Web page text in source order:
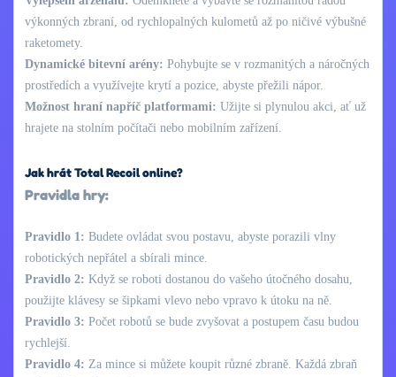
výkonných zbraní, od rychlopalných kulometů až po ničivé výbušné
raketomety.
Dynamické bitevní arény: Pohybujte se v rozmanitých a náročných
prostředích a využívejte krytí a pozice, abyste přežili nápor.
Možnost hraní napříč platformami: Užijte si plynulou akci, ať už
hrajete na stolním počítači nebo mobilním zařízení.
Jak hrát Total Recoil online?
Pravidla hry:
Pravidlo 1: Budete ovládat svou postavu, abyste porazili vlny
robotických nepřátel a sbírali mince.
Pravidlo 2: Když se roboti dostanou do vašeho útočného dosahu,
použijte klávesy se šipkami vlevo nebo vpravo k útoku na ně.
Pravidlo 3: Počet robotů se bude zvyšovat a postupem času budou
rychlejší.
Pravidlo 4: Za mince si můžete koupit různé zbraně. Každá zbraň